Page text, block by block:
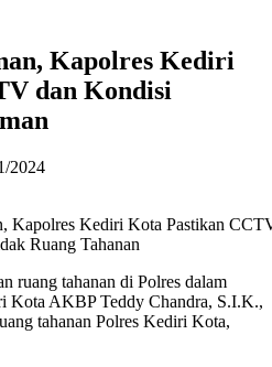
Kapolres Kediri
dan Kondisi
2024
Ruang Tahanan
ruang tahanan di Polres dalam
Kota AKBP Teddy Chandra, S.I.K.,
tahanan Polres Kediri Kota,